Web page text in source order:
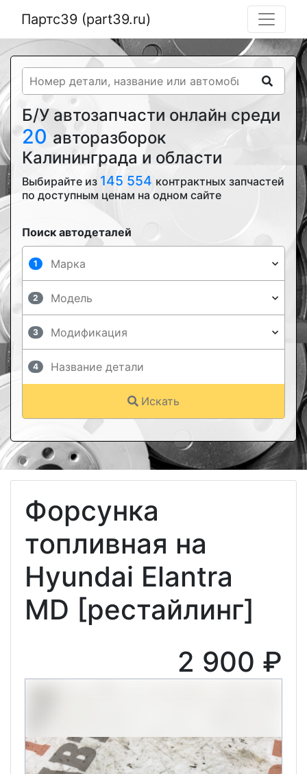
Партс39 (part39.ru)
Б/У автозапчасти онлайн среди
20 авторазборок
Калининграда и области
Выбирайте из 145 554 контрактных запчастей
по доступным ценам на одном сайте
Поиск автодеталей
1
2
3
4
Искать
Форсунка
топливная на
Hyundai Elantra
MD [рестайлинг]
2 900 ₽